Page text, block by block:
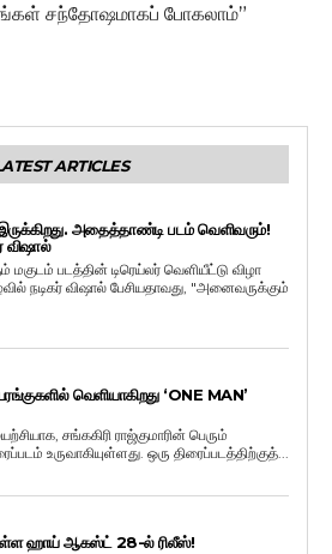
சந்தோஷமாகப் போகலாம்”
ARTICLES
அதைத்தாண்டி படம் வெளிவரும்!
விஷால்
மகுடம் படத்தின் டிரெய்லர் வெளியீட்டு விழா
வெளியாகிறது ‘ONE MAN’
சங்ககிரி ராஜ்குமாரின் பெரும்
உருவாகியுள்ளது. ஒரு திரைப்படத்திற்குத்...
ஹாய் ஆகஸ்ட் 28-ல் ரிலீஸ்!